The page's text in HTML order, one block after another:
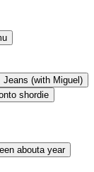
Jeans (with Miguel)
shordie
abouta year